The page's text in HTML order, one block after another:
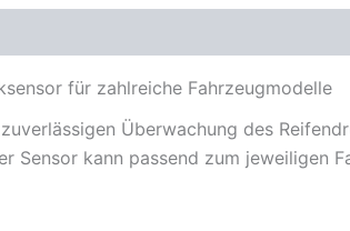
für zahlreiche Fahrzeugmodelle
Überwachung des
Sensor kann passend zum jeweiligen